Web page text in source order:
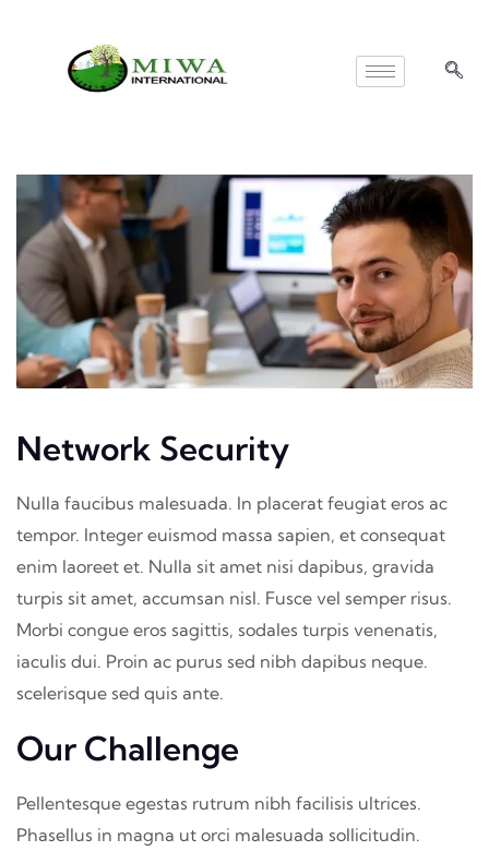
Network Security
Nulla faucibus malesuada. In placerat feugiat eros ac
tempor. Integer euismod massa sapien, et consequat
enim laoreet et. Nulla sit amet nisi dapibus, gravida
turpis sit amet, accumsan nisl. Fusce vel semper risus.
Morbi congue eros sagittis, sodales turpis venenatis,
iaculis dui. Proin ac purus sed nibh dapibus neque.
scelerisque sed quis ante.
Our Challenge
Pellentesque egestas rutrum nibh facilisis ultrices.
Phasellus in magna ut orci malesuada sollicitudin.